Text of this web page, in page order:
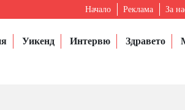
Начало Реклама За
Уикенд Интервю Здравето